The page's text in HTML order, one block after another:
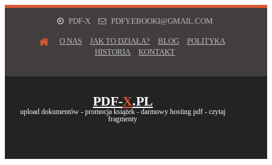
PDF-X PDFY.EBOOKI@GMAIL.COM
O NAS JAK TO DZIAŁA? BLOG
POLITYKA
HISTORIA
KONTAKT
PDF-X.PL
upload dokumentów - promocja książek - darmowy hosting pdf - czytaj
fragmenty